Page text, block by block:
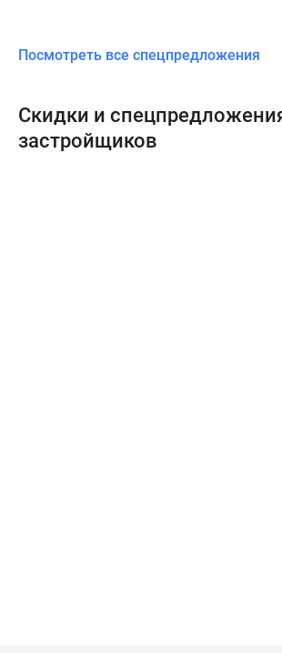
Посмотреть все спецпредложения
Скидки и
застройщиков